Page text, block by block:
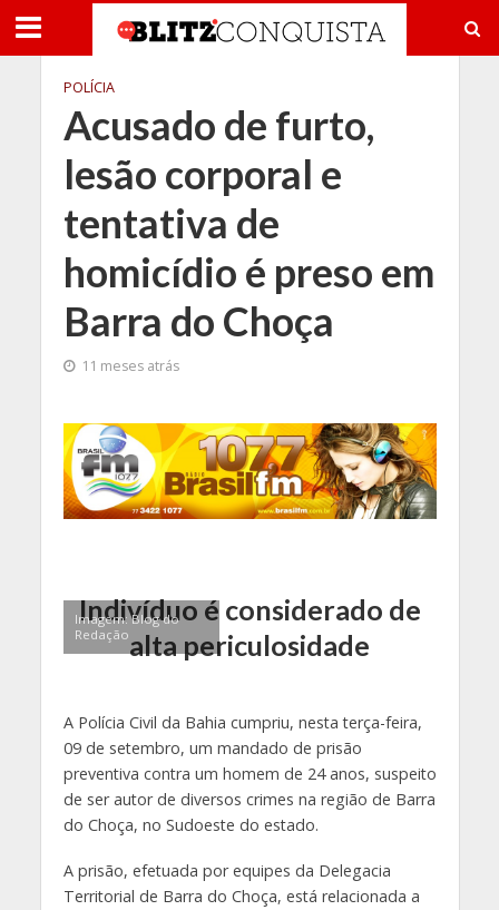
POLÍCIA
Acusado de furto,
lesão corporal e
tentativa de
homicídio é preso em
Barra do Choça
11 meses atrás
Indivíduo é considerado de
alta periculosidade
Imagem: Blog do
Redação
A Polícia Civil da Bahia cumpriu, nesta terça-feira,
09 de setembro, um mandado de prisão
preventiva contra um homem de 24 anos, suspeito
de ser autor de diversos crimes na região de Barra
do Choça, no Sudoeste do estado.
A prisão, efetuada por equipes da Delegacia
Territorial de Barra do Choça, está relacionada a